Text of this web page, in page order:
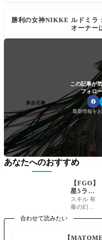
勝利の女神NIKKE ルドミラ
オーナー
この記事が
フォロ
最新情報を
合わせて読みたい
【
あなたへのおすすめ
【FGO】
星5ラン
サービシ
ョーネの
毒、宝具
スキル 有
毒の幻想
の弱体付